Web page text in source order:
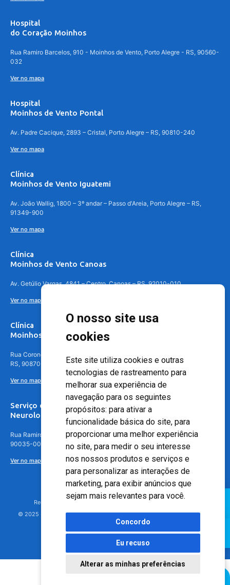
O nosso site usa
cookies
Este site utiliza cookies e outras
tecnologias de rastreamento para
melhorar sua experiência de
navegação para os seguintes
propósitos: para ativar a
funcionalidade básica do site, para
proporcionar uma melhor experiência
no site, para medir o seu interesse
nos nossos produtos e serviços e
para personalizar as interações de
marketing, para exibir anúncios que
sejam mais relevantes para você.
Concordo
Eu recuso
Alterar as minhas preferências
Hospital
do Coração Moinhos
Rua Ramiro Barcelos, 910 - Moinhos de Vento, Porto Alegre - RS, 90560-
032
Ver no mapa
Hospital
Moinhos de Vento Pontal
Av. Padre Cacique, 2893 – Cristal, Porto Alegre – RS, 90810-240
Ver no mapa
Clínica
Moinhos de Vento Iguatemi
Av. João Wallig, 1800 – 3º andar – Passo d'Areia, Porto Alegre – RS,
91349-900
Ver no mapa
Clínica
Moinhos de Vento Canoas
Av. Getúlio Vargas, 4841 – Centro, Canoas – RS, 92010-010
Ver no mapa
Clínica
Moinhos de Vento - Teresópolis
Rua Coronel Aparício Borges, 250 - 3º andar - Teresópolis, Porto Alegre -
RS, 90870-016
Ver no mapa
Serviço de
Neurologia
Rua Ramiro Barcelos, 630 – 5º andar – Floresta, Porto Alegre – RS,
90035-001
Ver no mapa
Responsável Técnico: Dr. Luiz Antonio Nasi - CREMERS 11217
© 2025 - Hospital Moinhos de Vento - Registro Empresa (CRM-RS): 425